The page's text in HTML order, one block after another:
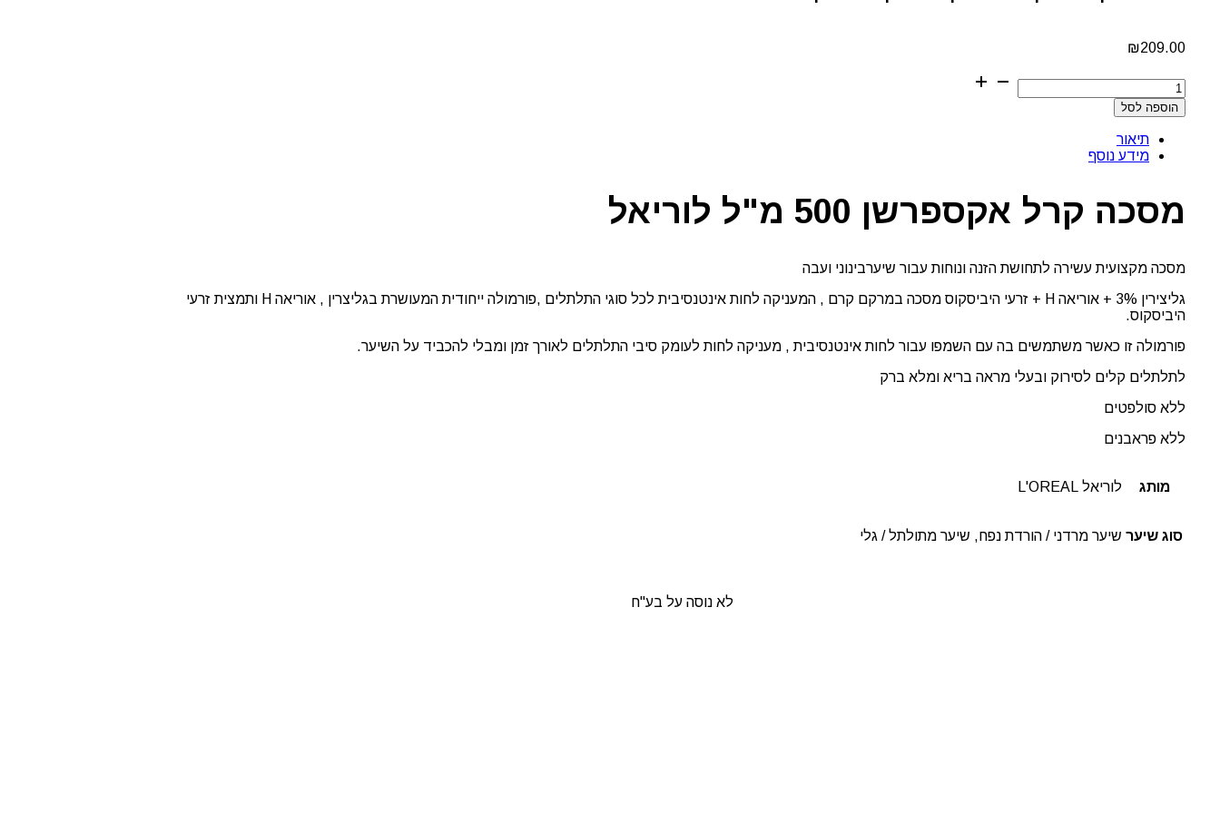
₪209.00
כמות
של
מסכה
אקספרט
קרל
הוספה לסל
תיאור
מידע נוסף
מסכה קרל אקספרשן 500 מ"ל לוריאל
מסכה מקצועית עשירה לתחושת הזנה ונוחות עבור שיערבינוני ועבה
גליצירין 3% + אוריאה H + זרעי היביסקוס מסכה במרקם קרם , המעניקה לחות אינטנסיבית לכל סוגי התלתלים ,פורמולה ייחודית המעושרת בגליצרין , אוריאה H ותמצית זרעי
היביסקוס.
פורמולה זו כאשר משתמשים בה עם השמפו עבור לחות אינטנסיבית , מעניקה לחות לעומק סיבי התלתלים לאורך זמן ומבלי להכביד על השיער.
לתלתלים קלים לסירוק ובעלי מראה בריא ומלא ברק
ללא סולפטים
ללא פראבנים
מותג לוריאל L'OREAL
סוג שיער שיער מרדני / הורדת נפח, שיער מתולתל / גלי
לא נוסה על בע"ח